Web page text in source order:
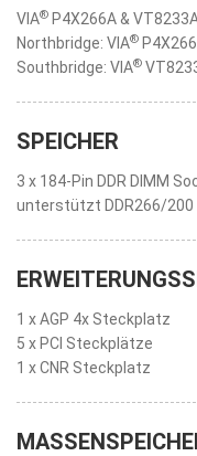
VIA® P4X266A &
Northbridge: VIA®
Southbridge: VIA®
SPEICHER
3 x 184-Pin DDR DIMM
unterstützt DDR266/200
1 x AGP 4x Steckplatz
5 x PCI Steckplätze
1 x CNR Steckplatz